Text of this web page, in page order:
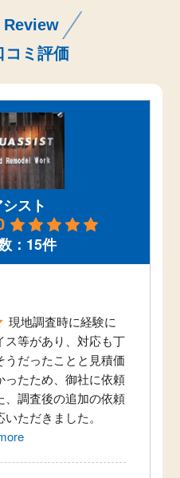
ミ評価
スト
：15件
現地調査時に経験に
ス等があり、対応も丁
うだったことと見積価
ったため、御社に依頼
、調査後の追加の依頼
ただきました。